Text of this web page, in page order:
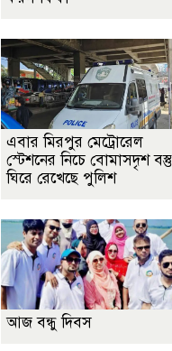
এবার মিরপুর মেট্রোরেল
স্টেশনের নিচে বোমাসদৃশ বস্তু
ঘিরে রেখেছে পুলিশ
আজ বন্ধু দিবস